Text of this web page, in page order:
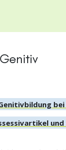
bei